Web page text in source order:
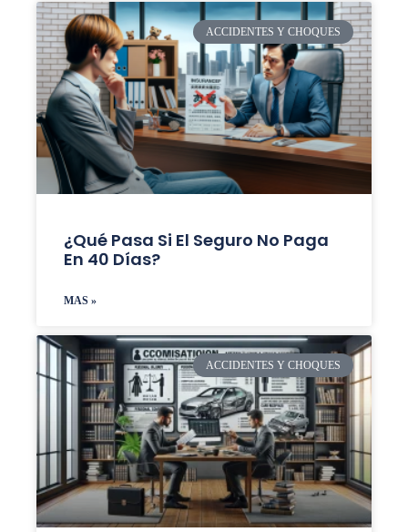
ACCIDENTES Y CHOQUES
¿Qué Pasa Si El Seguro No Paga
En 40 Días?
MAS »
ACCIDENTES Y CHOQUES